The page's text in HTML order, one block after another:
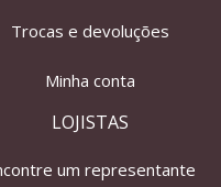
Trocas e devoluções
Minha conta
LOJISTAS
um representante